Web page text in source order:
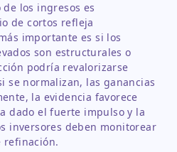
los ingresos es
de cortos refleja
importante es si los
son estructurales o
podría revalorizarse
se normalizan, las ganancias
la evidencia favorece
dado el fuerte impulso y la
inversores deben monitorear
refinación.